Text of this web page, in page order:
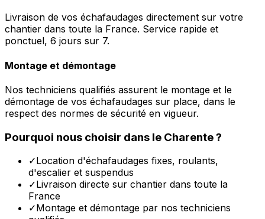
Livraison de vos échafaudages directement sur votre
chantier dans toute la France. Service rapide et
ponctuel, 6 jours sur 7.
Montage et démontage
Nos techniciens qualifiés assurent le montage et le
démontage de vos échafaudages sur place, dans le
respect des normes de sécurité en vigueur.
Pourquoi nous choisir dans le Charente?
✓Location d'échafaudages fixes, roulants,
d'escalier et suspendus
✓Livraison directe sur chantier dans toute la
France
✓Montage et démontage par nos techniciens